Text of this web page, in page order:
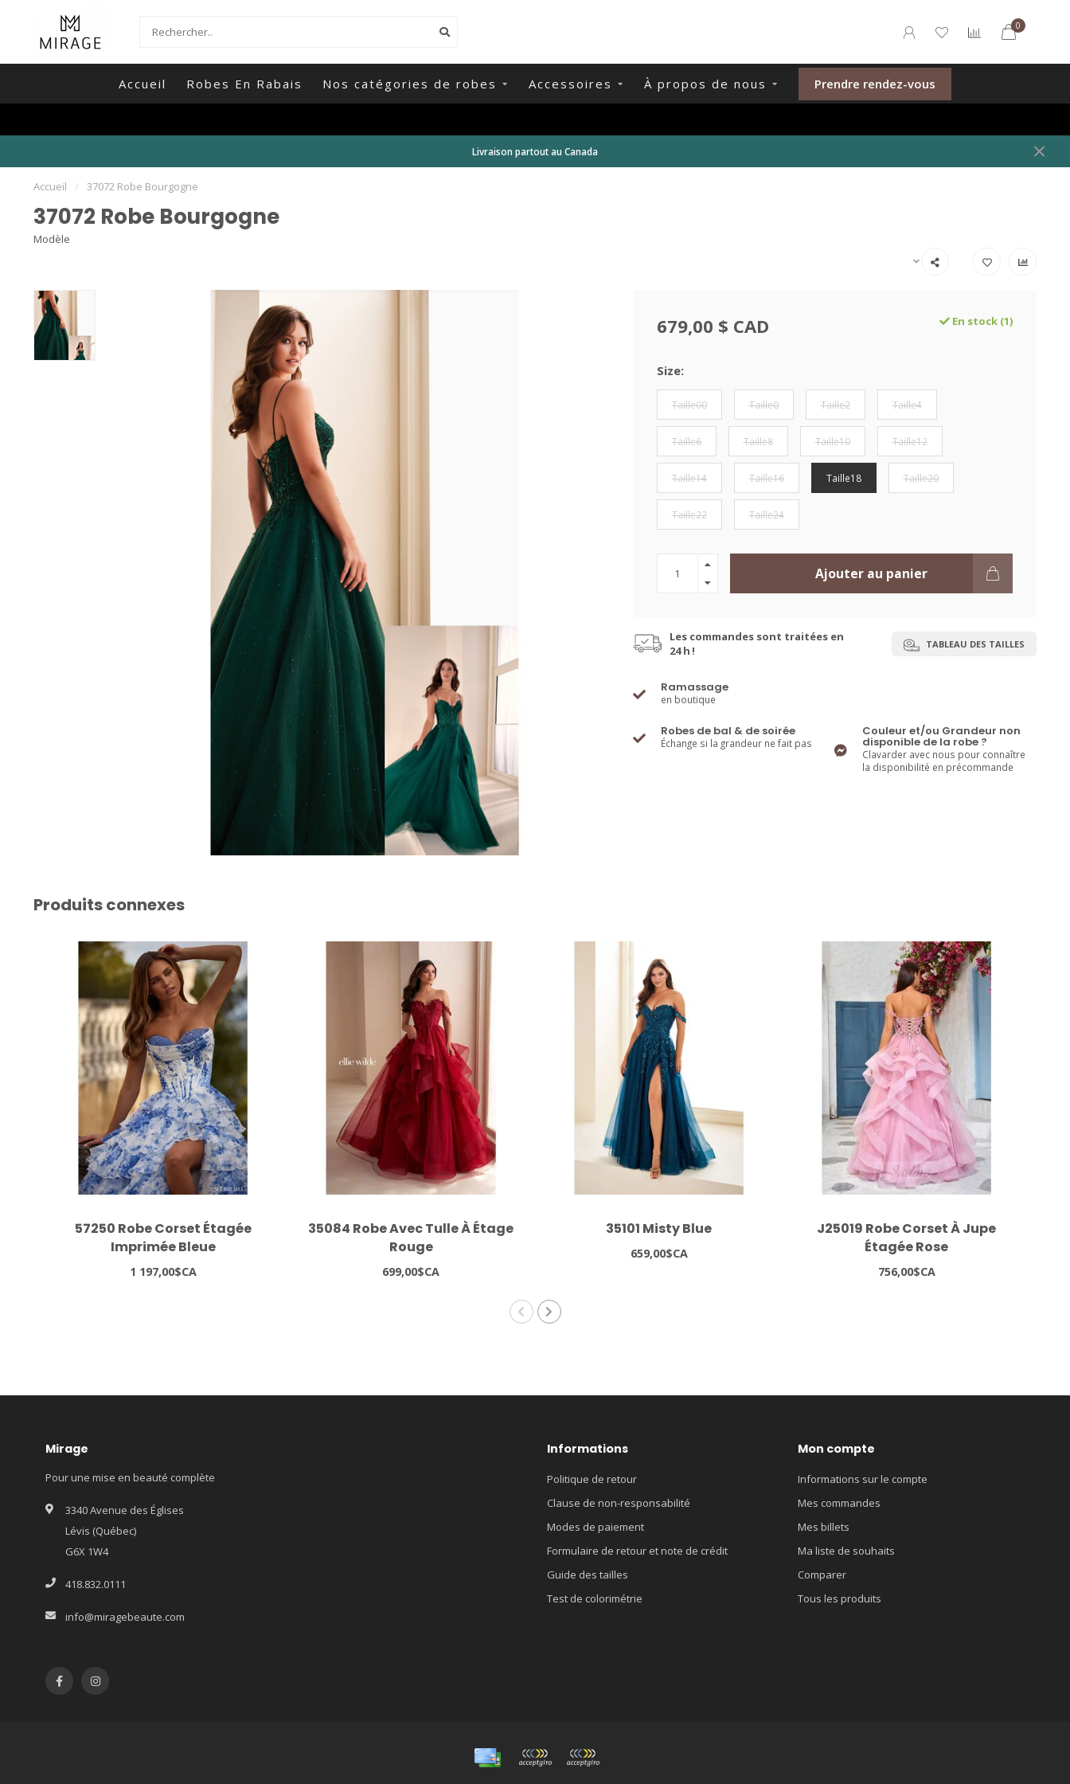
0
Accueil Robes En Rabais Nos catégories de robes Accessoires À propos de nous Prendre rendez-vous
Livraison partout au Canada
Accueil / 37072 Robe Bourgogne
37072 Robe Bourgogne
Modèle
679,00 $ CAD En stock (1)
Size:
Taille00 Taille0 Taille2 Taille4
Taille6 Taille8 Taille10 Taille12
Taille14 Taille16 Taille18 Taille20
Taille22 Taille24
Ajouter au panier
Les commandes sont traitées en
24 h !
TABLEAU DES TAILLES
Ramassage
en boutique
Robes de bal & de soirée
Échange si la grandeur ne fait pas
Couleur et/ou Grandeur non
disponible de la robe ?
Clavarder avec nous pour connaître
la disponibilité en précommande
Produits connexes
57250 Robe Corset Étagée
Imprimée Bleue
1 197,00$CA
35084 Robe Avec Tulle À Étage
Rouge
699,00$CA
35101 Misty Blue
659,00$CA
J25019 Robe Corset À Jupe
Étagée Rose
756,00$CA
Mirage
Pour une mise en beauté complète
3340 Avenue des Églises
Lévis (Québec)
G6X 1W4
418.832.0111
info@miragebeaute.com
Informations
Politique de retour
Clause de non-responsabilité
Modes de paiement
Formulaire de retour et note de crédit
Guide des tailles
Test de colorimétrie
Mon compte
Informations sur le compte
Mes commandes
Mes billets
Ma liste de souhaits
Comparer
Tous les produits